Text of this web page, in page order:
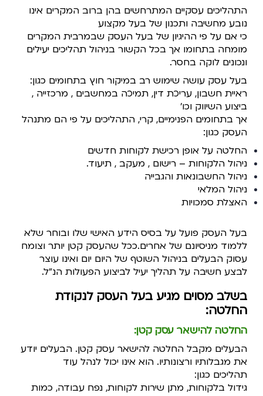
התהליכים עסקיים המתרחשים בהן ברוב המקרים אינו
נובע מחשיבה ותכנון של בעל מקצוע
כי אם על פי ההיגיון של בעל העסק שבמרבית המקרים
מומחה בתחומו אך בכל הקשור בניהול תהליכים יעילים
ונכונים לוקה בחסר.
בעל עסק עושה שימוש רב במיקור חוץ בתחומים כגון:
ראיית חשבון, עריכת דין, תמיכה במחשבים , מרכזייה ,
ביצוע השיווק וכו'
אך בתחומים הפנימיים, קרי, התהליכים על פי הם מתנהל
העסק כגון:
החלטה על אופן רכישת לקוחות חדשים
ניהול הלקוחות – רישום , מעקב , תיעוד.
ניהול החשבונאות והגבייה
ניהול המלאי
האצלת סמכויות
בעל העסק פועל על בסיס הידע האישי שלו ובוחר שלא
ללמוד מניסיונם של אחרים.ככל שהעסק קטן יותר וצומח
עסוק הבעלים בניהול השוטף של היום יום ואינו עוצר
לבצע חשיבה על תהליך יעיל לביצוע הפעולות הנ"ל.
בשלב מסוים מגיע בעל העסק לנקודת
החלטה:
החלטה להישאר עסק קטן:
הבעלים מקבל החלטה להישאר עסק קטן. הבעלים יודע
את מגבלותיו ורצונותיו. הוא אינו יכול לנהל עוד
תהליכים כגון:
גידול בלקוחות, מתן שירות לקוחות, נפח עבודה, כמות